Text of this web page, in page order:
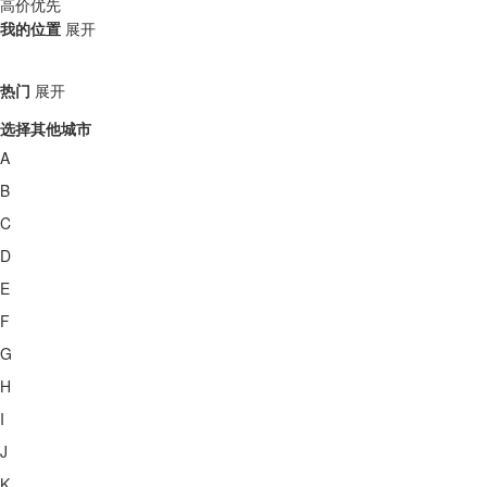
我的位置 展开
热门 展开
选择其他城市
A
B
C
D
E
F
G
H
I
J